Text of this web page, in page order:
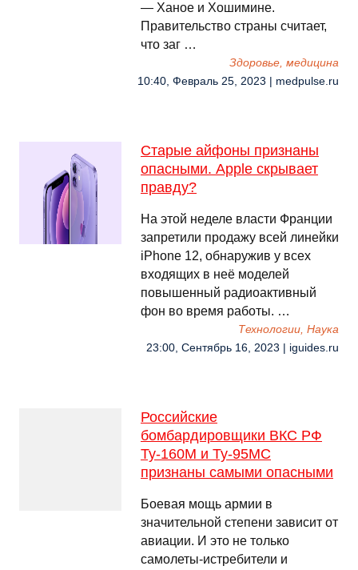
— Ханое и Хошимине.
Правительство страны считает,
что заг …
Здоровье, медицина
10:40, Февраль 25, 2023 | medpulse.ru
Старые айфоны признаны
опасными. Apple скрывает
правду?
На этой неделе власти Франции
запретили продажу всей линейки
iPhone 12, обнаружив у всех
входящих в неё моделей
повышенный радиоактивный
фон во время работы. …
Технологии, Наука
23:00, Сентябрь 16, 2023 | iguides.ru
Российские
бомбардировщики ВКС РФ
Ту-160М и Ту-95МС
признаны самыми опасными
Боевая мощь армии в
значительной степени зависит от
авиации. И это не только
самолеты-истребители и